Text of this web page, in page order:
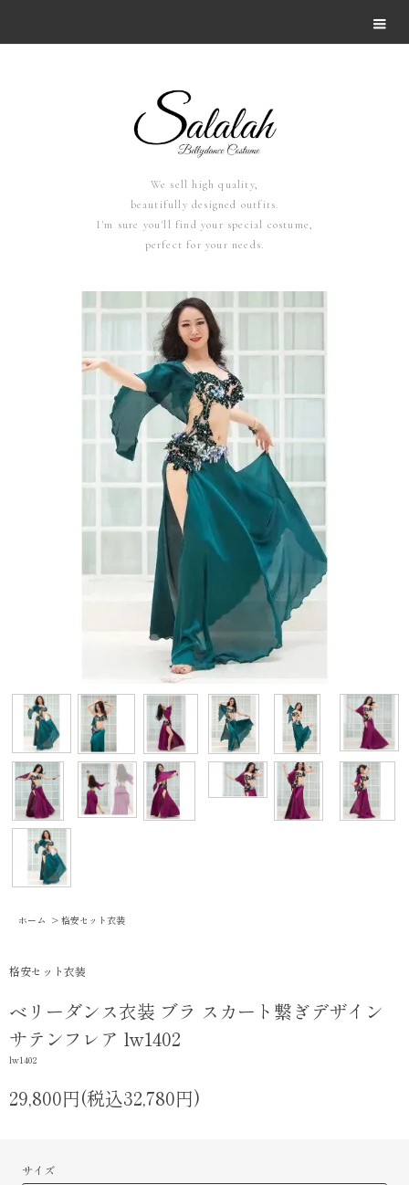
We sell high quality,
beautifully designed outfits.
I'm sure you'll find your special costume,
perfect for your needs.
ホーム > 格安セット衣装
格安セット衣装
ベリーダンス衣装 ブラ スカート繋ぎデザイン
サテンフレア lw1402
lw1402
29,800円(税込32,780円)
サイズ